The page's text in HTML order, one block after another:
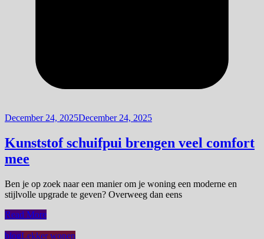
December 24, 2025December 24, 2025
Kunststof schuifpui brengen veel comfort
mee
Ben je op zoek naar een manier om je woning een moderne en
stijlvolle upgrade te geven? Overweeg dan eens
Read More
blogLekker wonen